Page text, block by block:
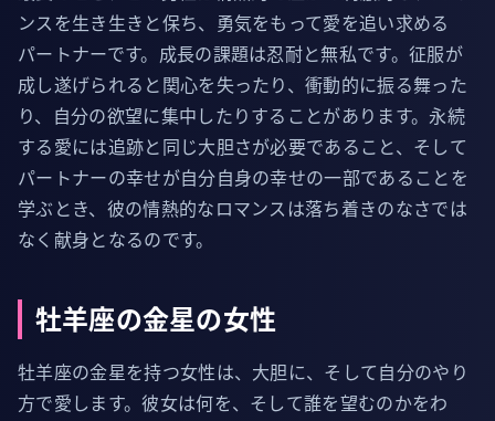
ンスを生き生きと保ち、勇気をもって愛を追い求める
パートナーです。成長の課題は忍耐と無私です。征服が
成し遂げられると関心を失ったり、衝動的に振る舞った
り、自分の欲望に集中したりすることがあります。永続
する愛には追跡と同じ大胆さが必要であること、そして
パートナーの幸せが自分自身の幸せの一部であることを
学ぶとき、彼の情熱的なロマンスは落ち着きのなさでは
なく献身となるのです。
牡羊座の金星の女性
牡羊座の金星を持つ女性は、大胆に、そして自分のやり
方で愛します。彼女は何を、そして誰を望むのかをわ